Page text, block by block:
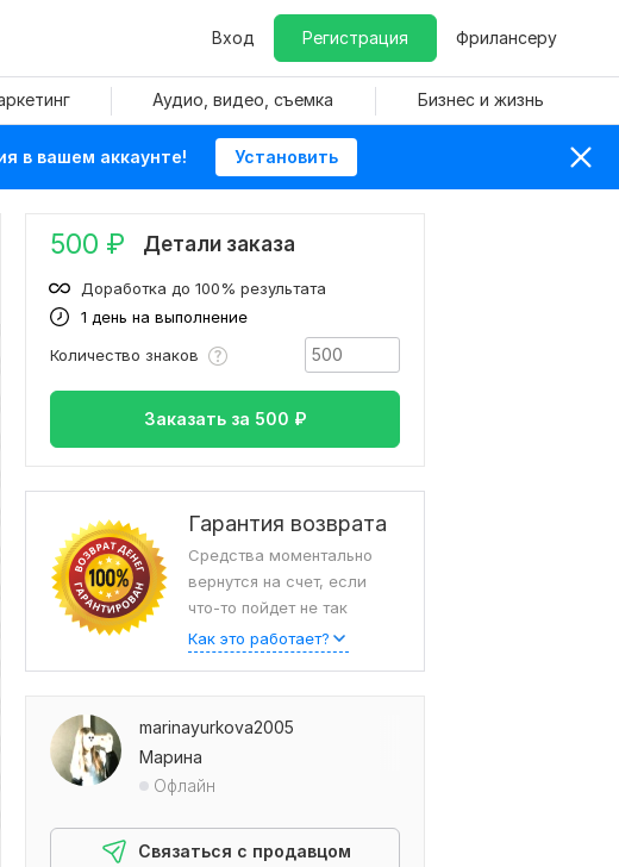
Вход Регистрация Фрилансеру
Аудио, видео, съемка Бизнес и жизнь
в вашем аккаунте! Установить
500 ₽ Детали заказа
1 день на выполнение
Доработка до 100% результата
Количество знаков
Заказать за 500 ₽
Гарантия возврата
Средства моментально
вернутся на счет, если
что-то пойдет не так
Как это работает?
marinayurkova2005
Марина
Офлайн
Связаться с продавцом